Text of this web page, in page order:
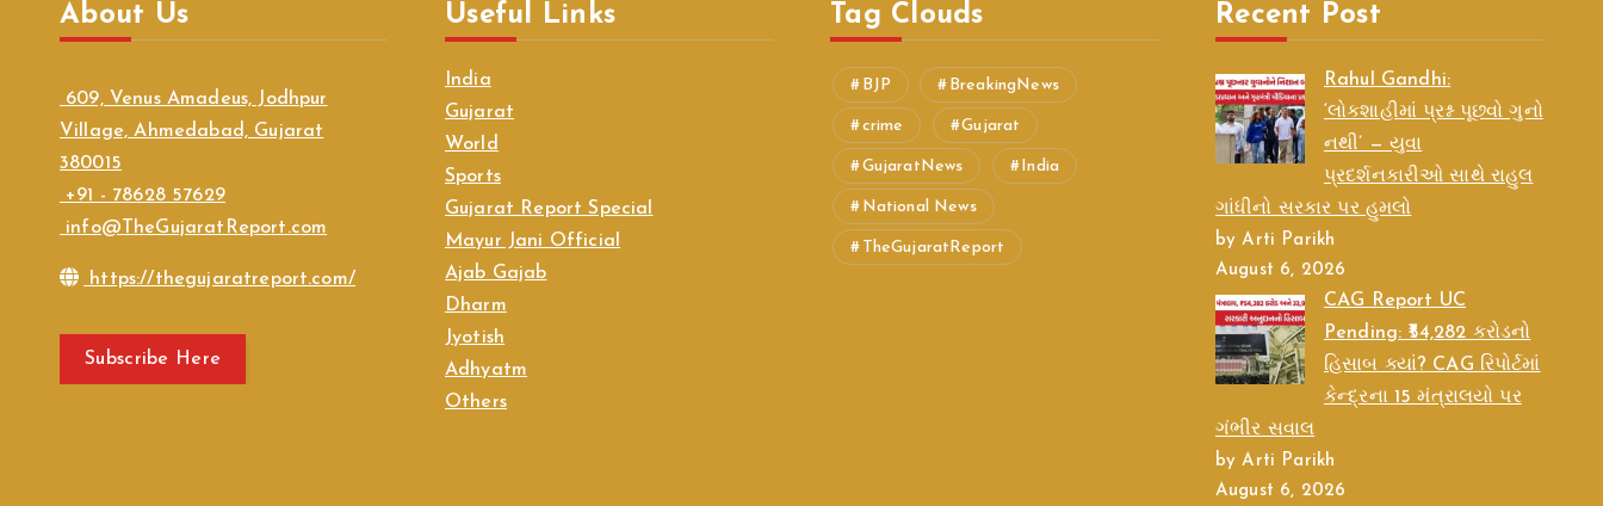
About Us
609, Venus Amadeus, Jodhpur
Village, Ahmedabad, Gujarat
380015
+91 - 78628 57629
info@TheGujaratReport.com
https://thegujaratreport.com/
Subscribe Here
Useful Links
India
Gujarat
World
Sports
Gujarat Report Special
Mayur Jani Official
Ajab Gajab
Dharm
Jyotish
Adhyatm
Others
Tag Clouds
BJP BreakingNews
crime Gujarat
GujaratNews India
National News
TheGujaratReport
Recent Post
Rahul Gandhi:
‘લોકશાહીમાં પ્રશ્ન પૂછવો ગુનો
નથી’ — યુવા
પ્રદર્શનકારીઓ સાથે રાહુલ
ગાંધીનો સરકાર પર હુમલો
by Arti Parikh
August 6, 2026
CAG Report UC
Pending: ₹54,282 કરોડનો
હિસાબ ક્યાં? CAG રિપોર્ટમાં
કેન્દ્રના 15 મંત્રાલયો પર
ગંભીર સવાલ
by Arti Parikh
August 6, 2026